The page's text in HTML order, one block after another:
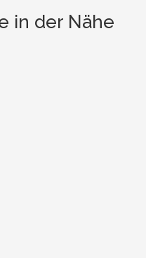
in der Nähe